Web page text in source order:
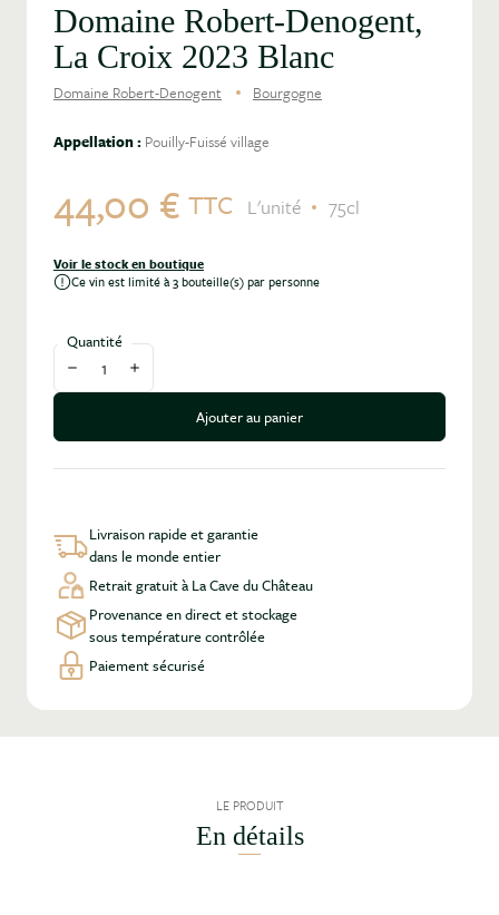
Domaine Robert-Denogent,
La Croix 2023 Blanc
Domaine Robert-Denogent Bourgogne
Appellation : Pouilly-Fuissé village
44,00 € TTC L'unité 75cl
Voir le stock en boutique
Ce vin est limité à 3 bouteille(s) par personne
Quantité
Diminuer la quantité
Augmenter la quantité
Ajouter au panier
Livraison rapide et garantie
dans le monde entier
Retrait gratuit à La Cave du Château
Provenance en direct et stockage
sous température contrôlée
Paiement sécurisé
LE PRODUIT
En détails